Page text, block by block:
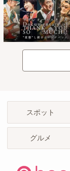
スポット
グルメ